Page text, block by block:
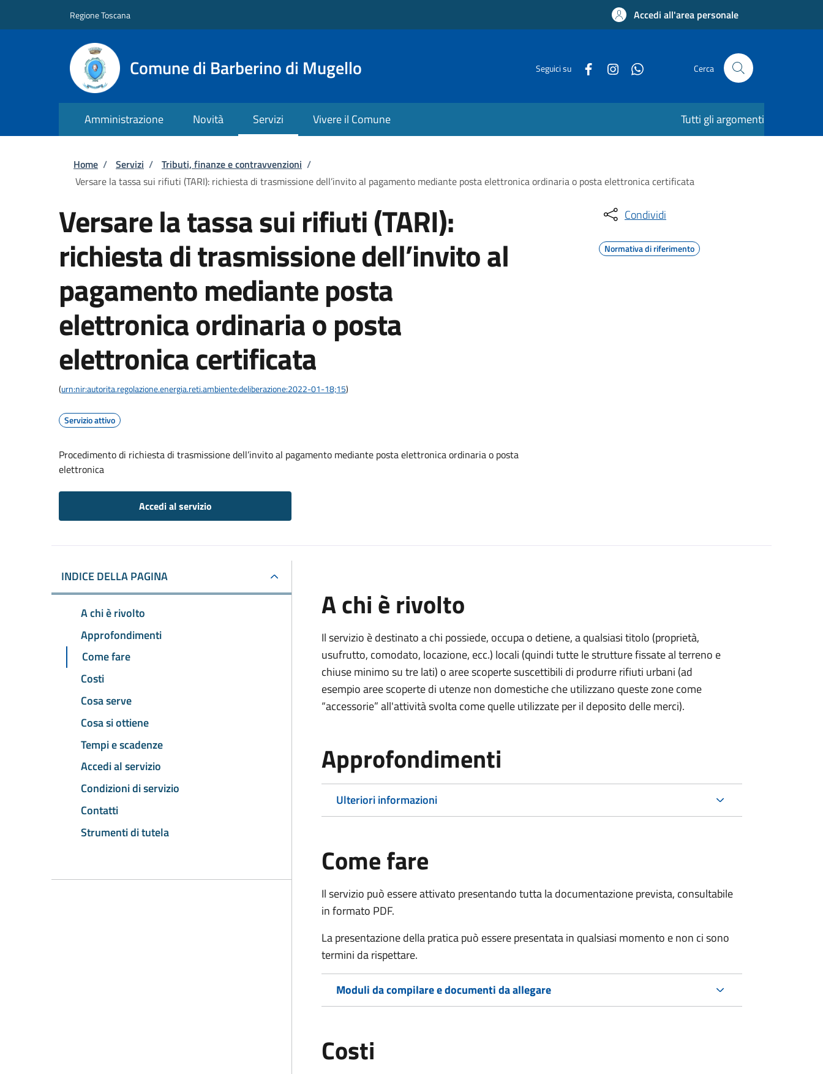
Regione Toscana Accedi all'area personale
Comune di Barberino di Mugello Seguici su Cerca
Amministrazione Novità Servizi Vivere il Comune Tutti gli argomenti
Briciole di pane
Home / Servizi / Tributi, finanze e contravvenzioni /
Versare la tassa sui rifiuti (TARI): richiesta di trasmissione dell’invito al pagamento mediante posta elettronica ordinaria o posta elettronica certificata
Versare la tassa sui rifiuti (TARI):
richiesta di trasmissione dell’invito al
pagamento mediante posta
elettronica ordinaria o posta
elettronica certificata
(urn:nir:autorita.regolazione.energia.reti.ambiente:deliberazione:2022-01-18;15)
Servizio attivo
Procedimento di richiesta di trasmissione dell’invito al pagamento mediante posta elettronica ordinaria o posta
elettronica
Accedi al servizio
Condividi
Normativa di riferimento
INDICE DELLA PAGINA
A chi è rivolto
Approfondimenti
Come fare
Costi
Cosa serve
Cosa si ottiene
Tempi e scadenze
Accedi al servizio
Condizioni di servizio
Contatti
Strumenti di tutela
A chi è rivolto
Il servizio è destinato a chi possiede, occupa o detiene, a qualsiasi titolo (proprietà,
usufrutto, comodato, locazione, ecc.) locali (quindi tutte le strutture fissate al terreno e
chiuse minimo su tre lati) o aree scoperte suscettibili di produrre rifiuti urbani (ad
esempio aree scoperte di utenze non domestiche che utilizzano queste zone come
“accessorie” all'attività svolta come quelle utilizzate per il deposito delle merci).
Approfondimenti
Ulteriori informazioni
Come fare
Il servizio può essere attivato presentando tutta la documentazione prevista, consultabile
in formato PDF.
La presentazione della pratica può essere presentata in qualsiasi momento e non ci sono
termini da rispettare.
Moduli da compilare e documenti da allegare
Costi